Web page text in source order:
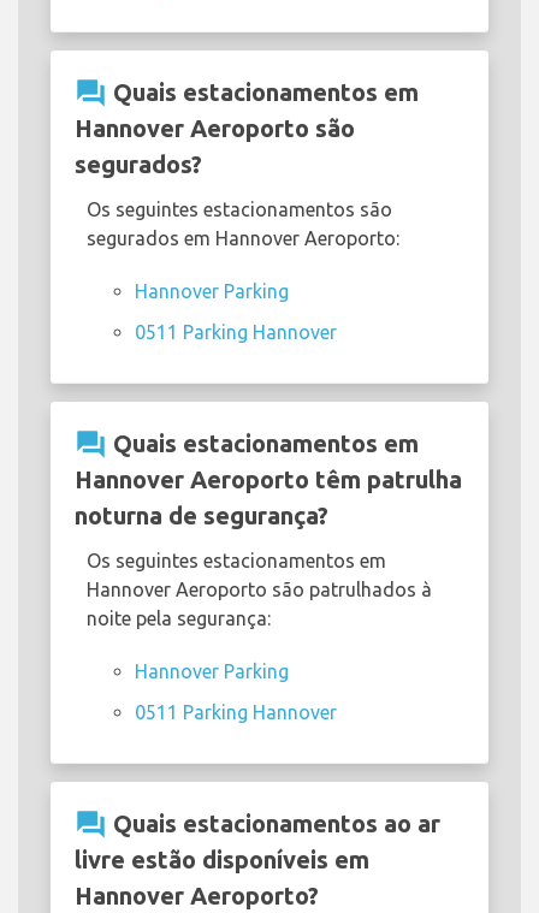
question_answer Quais estacionamentos em
Hannover Aeroporto são
segurados?
Os seguintes estacionamentos são
segurados em Hannover Aeroporto:
Hannover Parking
0511 Parking Hannover
question_answer Quais estacionamentos em
Hannover Aeroporto têm patrulha
noturna de segurança?
Os seguintes estacionamentos em
Hannover Aeroporto são patrulhados à
noite pela segurança:
Hannover Parking
0511 Parking Hannover
question_answer Quais estacionamentos ao ar
livre estão disponíveis em
Hannover Aeroporto?